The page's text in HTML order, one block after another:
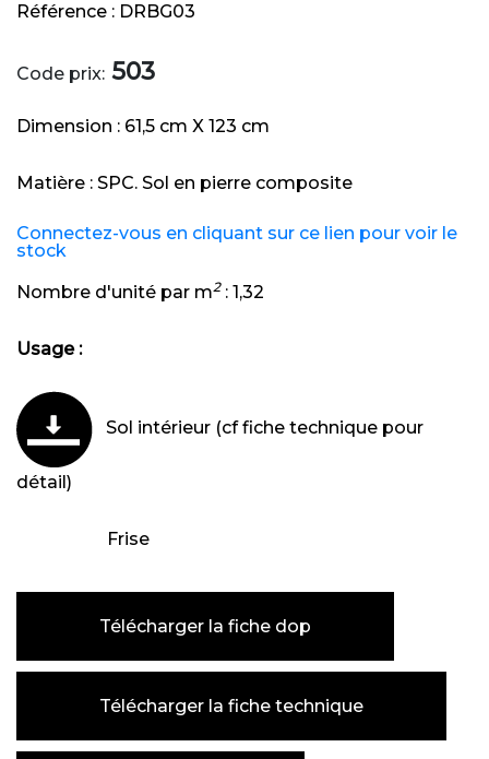
Référence : DRBG03
Code prix: 503
Dimension : 61,5 cm X 123 cm
Matière : SPC. Sol en pierre composite
Connectez-vous en cliquant sur ce lien pour voir le
stock
Nombre d'unité par m2: 1,32
Usage :
Sol intérieur (cf fiche technique pour
détail)
Frise
Télécharger la fiche dop
Télécharger la fiche technique